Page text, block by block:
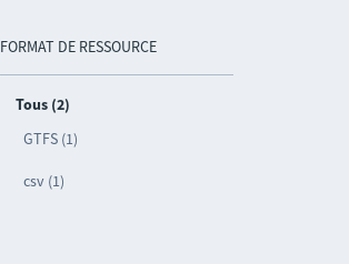
FORMAT DE RESSOURCE
Tous (2)
GTFS (1)
csv (1)